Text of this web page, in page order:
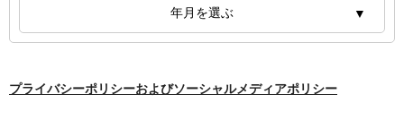
年月を選ぶ
プライバシーポリシーおよびソーシャルメディアポリシー